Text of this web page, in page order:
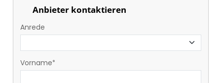
Anbieter kontaktieren
Anrede
Vorname